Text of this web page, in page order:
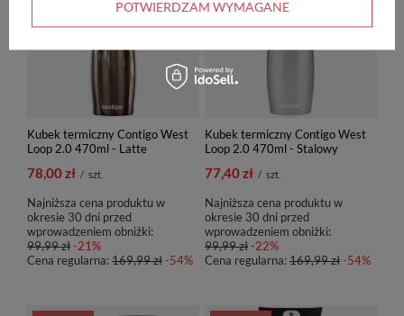
Kubek termiczny Contigo West
Loop 2.0 470ml - Latte
78,00 zł / szt.
Najniższa cena produktu w
okresie 30 dni przed
wprowadzeniem obniżki:
99,99 zł-21%
Cena regularna:169,99 zł-54%
Kubek termiczny Contigo West
Loop 2.0 470ml - Stalowy
77,40 zł / szt.
Najniższa cena produktu w
okresie 30 dni przed
wprowadzeniem obniżki:
99,99 zł-22%
Cena regularna:169,99 zł-54%
POTWIERDZAM WYMAGANE